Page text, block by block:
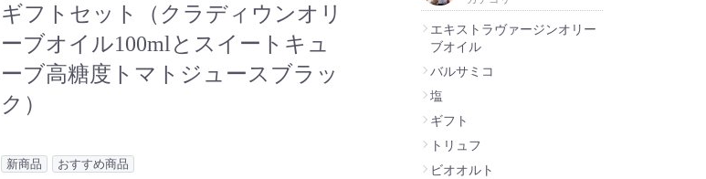
ギフトセット（クラディウンオリ
ーブオイル100mlとスイートキュ
ーブ高糖度トマトジュースブラッ
ク）
新商品 おすすめ商品
エキストラヴァージンオリー
ブオイル
バルサミコ
塩
ギフト
トリュフ
ビオオルト